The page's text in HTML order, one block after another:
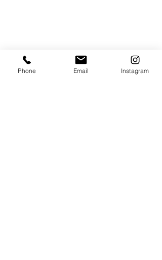
Phone Email Instagram